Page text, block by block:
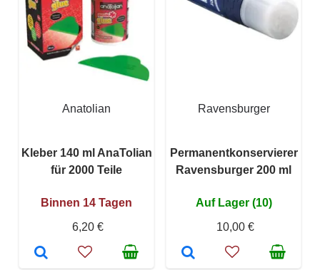
Anatolian
Kleber 140 ml AnaTolian
für 2000 Teile
Binnen 14 Tagen
6,20 €
Ravensburger
Permanentkonservierer
Ravensburger 200 ml
Auf Lager (10)
10,00 €